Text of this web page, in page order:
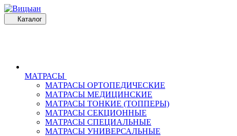
Каталог
МАТРАСЫ
МАТРАСЫ ОРТОПЕДИЧЕСКИЕ
МАТРАСЫ МЕДИЦИНСКИЕ
МАТРАСЫ ТОНКИЕ (ТОППЕРЫ)
МАТРАСЫ СЕКЦИОННЫЕ
МАТРАСЫ СПЕЦИАЛЬНЫЕ
МАТРАСЫ УНИВЕРСАЛЬНЫЕ